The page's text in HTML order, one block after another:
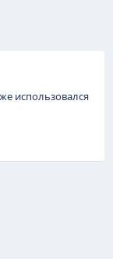
использовался